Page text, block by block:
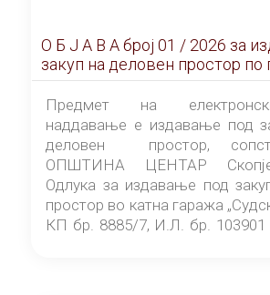
О Б Ј А В А брoj 01 / 2026 за
закуп на деловен простор по
ЕЛЕКТРОНСКО ЈАВНО
Предмет на
наддавање е издавање под
деловен простор,
ОПШТИНА ЦЕНТАР
Одлука за издавање под
простор во катна гаража
КП бр. 8885/7, И.Л. бр. 103901